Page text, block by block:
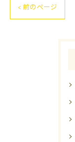
< 前のページ